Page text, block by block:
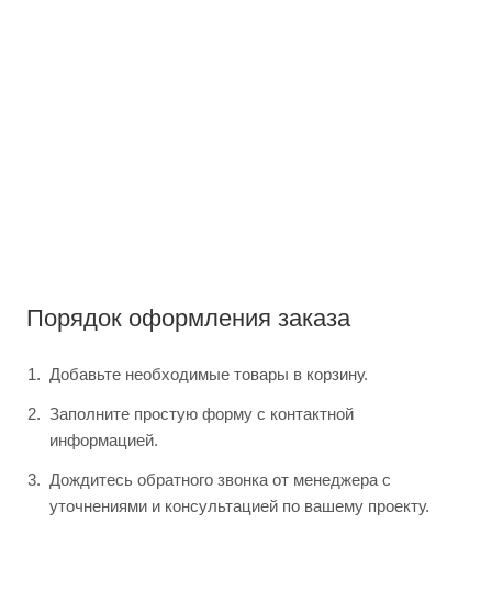
Порядок оформления заказа
Добавьте необходимые товары в корзину.
Заполните простую форму с контактной
информацией.
Дождитесь обратного звонка от менеджера с
уточнениями и консультацией по вашему проекту.